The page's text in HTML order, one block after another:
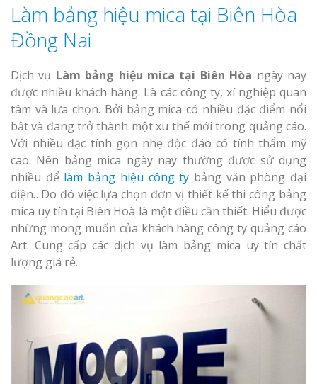
Làm bảng hiệu mica tại Biên Hòa
Đồng Nai
Dịch vụ Làm bảng hiệu mica tại Biên Hòa ngày nay
được nhiều khách hàng. Là các công ty, xí nghiệp quan
tâm và lựa chọn. Bởi bảng mica có nhiều đặc điểm nổi
bật và đang trở thành một xu thế mới trong quảng cáo.
Với nhiều đặc tính gọn nhẹ độc đáo có tính thẩm mỹ
cao. Nên bảng mica ngày nay thường được sử dụng
nhiều để làm bảng hiệu công ty bảng văn phòng đại
diện…Do đó việc lựa chọn đơn vị thiết kế thi công bảng
mica uy tín tại Biên Hoà là một điều cần thiết. Hiểu được
những mong muốn của khách hàng công ty quảng cáo
Art. Cung cấp các dịch vụ làm bảng mica uy tín chất
lượng giá rẻ.
Làm bảng hiệu gỗ tại
Biên Hòa
Làm bảng hiệu gỗ tại
Nghệ An
Thi công
cáo Thuận
Dương
Làm biển
tóc Thuận An
cáo Vinh